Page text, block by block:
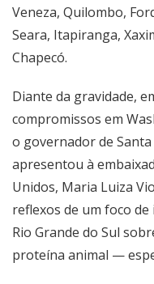
Veneza, Quilombo,
Seara, Itapiranga,
Chapecó.
Diante da gravidade,
compromissos em
o governador de
apresentou à
Unidos, Maria Luiza
reflexos de um foco
Rio Grande do Sul
proteína animal —